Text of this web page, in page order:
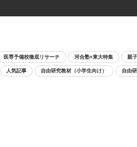
医専予備校徹底リサーチ 河合塾×東大特集 親
人気記事 自由研究教材（小学生向け） 自由